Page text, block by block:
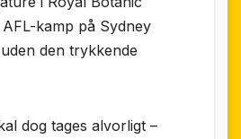
kamp på Sydney
den trykkende
dog tages alvorligt –